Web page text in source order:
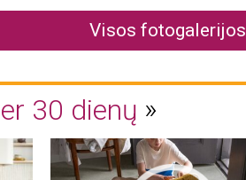
Visos fotogalerijos
30 dienų